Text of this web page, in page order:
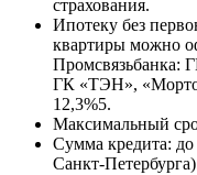
страхования.
Ипотеку без
квартиры можно
Промсвязьбанка:
ГК «ТЭН»,
12,3%5.
Максимальный
Сумма кредита:
Санкт-